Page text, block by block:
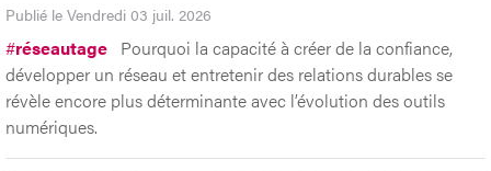
Publié le Vendredi 03 juil. 2026
#réseautage Pourquoi la capacité à créer de la confiance,
développer un réseau et entretenir des relations durables se
révèle encore plus déterminante avec l’évolution des outils
numériques.